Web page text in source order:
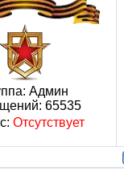
Админ
65535
Отсутствует